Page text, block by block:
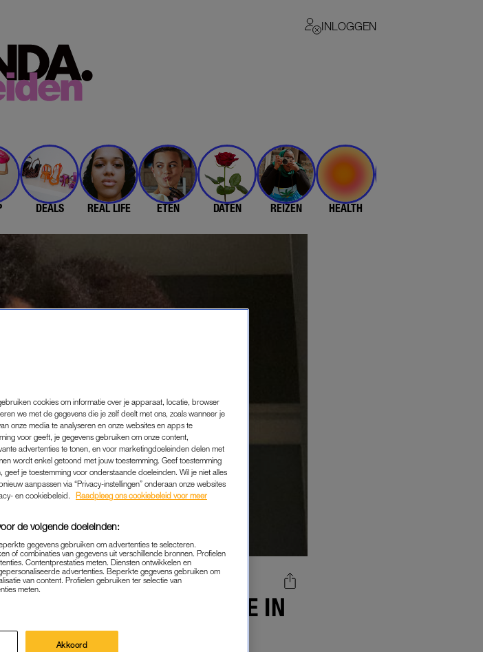
INLOGGEN
DEALS REAL LIFE ETEN DATEN REIZEN HEALTH
IS HET SPANNENDSTE IN
GEWORDEN'
|HOE DATE IK HET?
MISHA MARGARITTHA
cookies om informatie over je apparaat, locatie, browser
we met de gegevens die je zelf deelt met ons, zoals wanneer je
onze media te analyseren en onze websites en apps te
voor geeft, je gegevens gebruiken om onze content,
advertenties te tonen, en voor marketingdoeleinden delen met
wordt enkel getoond met jouw toestemming. Geef toestemming
je toestemming voor onderstaande doeleinden. Wil je niet alles
aanpassen via “Privacy-instellingen” onderaan onze websites
en cookiebeleid.
Raadpleeg ons cookiebeleid voor meer
de volgende doeleinden:
gegevens gebruiken om advertenties te selecteren.
of combinaties van gegevens uit verschillende bronnen. Profielen
Contentprestaties meten. Diensten ontwikkelen en
advertenties. Beperkte gegevens gebruiken om
van content. Profielen gebruiken ter selectie van
meten.
Akkoord